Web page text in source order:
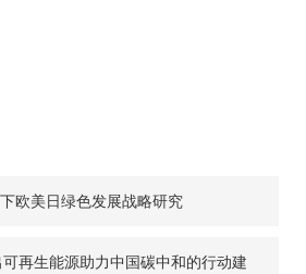
欧美日绿色发展战略研究
可再生能源助力中国碳中和的行动建